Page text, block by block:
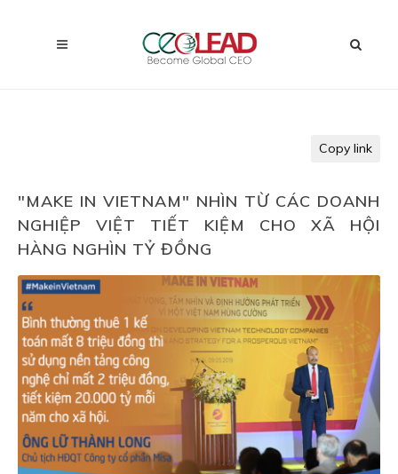
Copy link
"MAKE IN VIETNAM" NHÌN TỪ CÁC DOANH
NGHIỆP VIỆT TIẾT KIỆM CHO XÃ HỘI
HÀNG NGHÌN TỶ ĐỒNG